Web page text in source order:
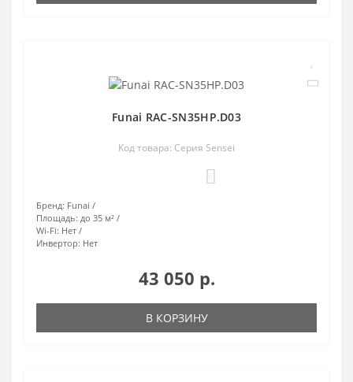
Funai RAC-SN35HP.D03
Код товара: Серия Sensei
Бренд: Funai
Площадь: до 35 м²
Wi-Fi: Нет
Инвертор: Нет
43 050 р.
В КОРЗИНУ